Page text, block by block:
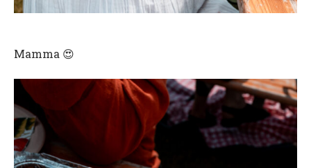
Mamma 😍